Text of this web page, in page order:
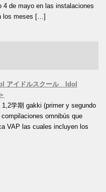
4 de mayo en las instalaciones
los meses […]
アイドルスクール Idol
学期 gakki (primer y segundo
omnibús que
VAP las cuales incluyen los